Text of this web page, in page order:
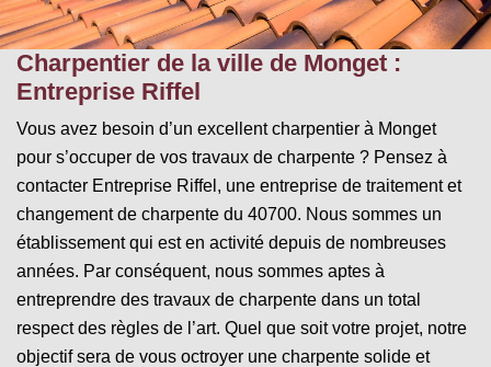
Charpentier de la ville de Monget :
Entreprise Riffel
Vous avez besoin d’un excellent charpentier à Monget
pour s’occuper de vos travaux de charpente ? Pensez à
contacter Entreprise Riffel, une entreprise de traitement et
changement de charpente du 40700. Nous sommes un
établissement qui est en activité depuis de nombreuses
années. Par conséquent, nous sommes aptes à
entreprendre des travaux de charpente dans un total
respect des règles de l’art. Quel que soit votre projet, notre
objectif sera de vous octroyer une charpente solide et